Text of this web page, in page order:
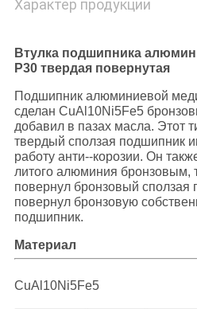
СЛУЧАИ
КАРТА
САЙТА
PRIVACY
POLICY
Характер продукции
Втулка подшипника
P30 твердая повернутая
Подшипник алюминиевой
сделан CuAl10Ni5Fe5
добавил в пазах масла. Этот
твердый сползая подшипник
работу анти--корозии. Он
литого алюминия бронзовым,
повернул бронзовый сползая
повернул бронзовую
подшипник.
Материал
CuAl10Ni5Fe5